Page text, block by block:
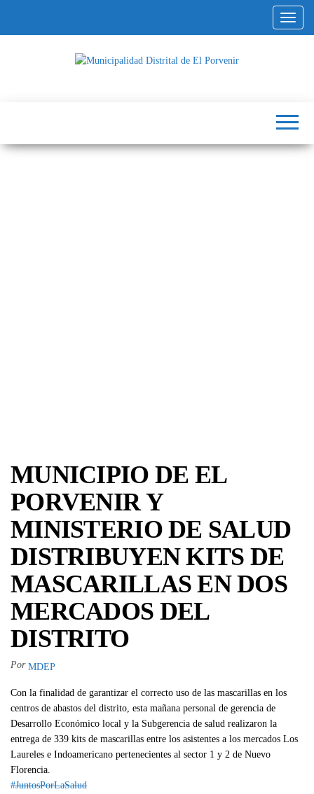
MUNICIPIO DE EL
PORVENIR Y
MINISTERIO DE SALUD
DISTRIBUYEN KITS DE
MASCARILLAS EN DOS
MERCADOS DEL
DISTRITO
Por MDEP
Con la finalidad de garantizar el correcto uso de las mascarillas en los
centros de abastos del distrito, esta mañana personal de gerencia de
Desarrollo Económico local y la Subgerencia de salud realizaron la
entrega de 339 kits de mascarillas entre los asistentes a los mercados Los
Laureles e Indoamericano pertenecientes al sector 1 y 2 de Nuevo
Florencia.
#JuntosPorLaSalud